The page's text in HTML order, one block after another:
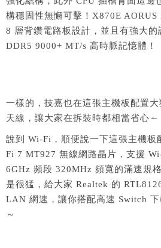
構穩固性無懈可擊！X870E
8 層背鑽電路板設計，並且有強大的
DDR5 9000+ MT/s 高時脈記憶體！
一樣的，技嘉也在這張主機板配置
天線，讓大家在拆裝時都相當省心～
說到 Wi-Fi，順便說一下這張主機板
Fi 7 MT927 無線網路晶片，支援
6GHz 頻段 320MHz 頻寬的滿速規
是很猛，給大家 Realtek 的
LAN 網速，讓你搭配高速 Switch
～